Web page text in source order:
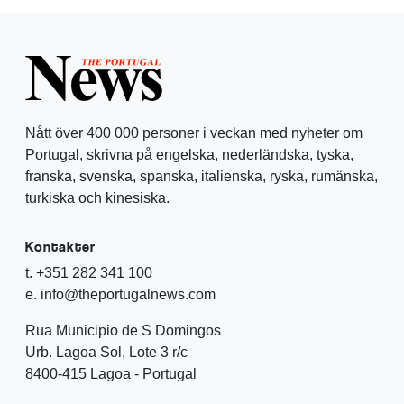
Nått över 400 000 personer i veckan med nyheter om
Portugal, skrivna på engelska, nederländska, tyska,
franska, svenska, spanska, italienska, ryska, rumänska,
turkiska och kinesiska.
Kontakter
t. +351 282 341 100
e. info@theportugalnews.com
Rua Municipio de S Domingos
Urb. Lagoa Sol, Lote 3 r/c
8400-415 Lagoa - Portugal